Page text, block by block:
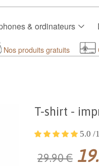
& ordinateurs
Nos produits gratuits
T-shirt -
5.0 /
29.90 €